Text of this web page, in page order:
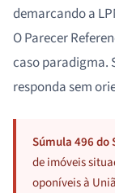
demarcando a
O Parecer
caso paradigma.
responda sem
Súmula 496 do
de imóveis
oponíveis à